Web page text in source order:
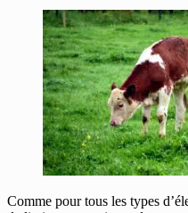
Comme pour tous les types